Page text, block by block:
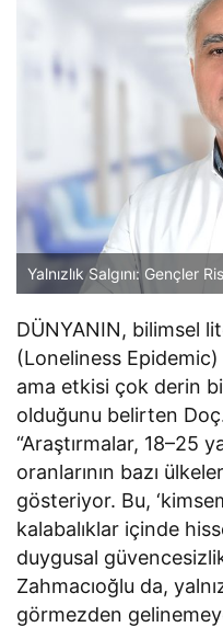
Yalnızlık Salgını: Gençler
DÜNYANIN, bilimsel
(Loneliness
ama etkisi çok derin
olduğunu belirten
“Araştırmalar, 18–25
oranlarının bazı
gösteriyor. Bu,
kalabalıklar içinde
duygusal
Zahmacıoğlu da,
görmezden